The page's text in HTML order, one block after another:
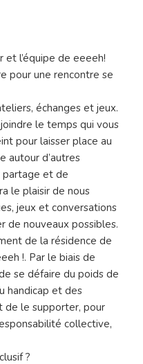
et l’équipe de eeeeh!
pour une rencontre se
échanges et jeux.
le temps qui vous
pour laisser place au
autour d’autres
partage et de
le plaisir de nous
jeux et conversations
de nouveaux possibles.
de la résidence de
!. Par le biais de
se défaire du poids de
handicap et des
de le supporter, pour
collective,
?